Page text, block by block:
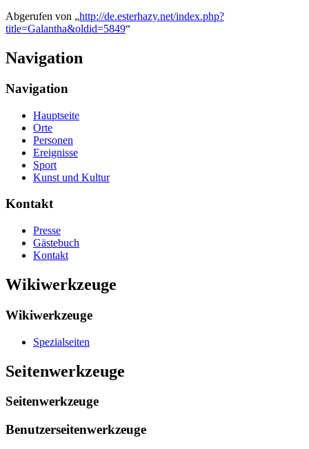
Abgerufen von „http://de.esterhazy.net/index.php?
title=Galantha&oldid=5849“
Navigation
Navigation
Hauptseite
Orte
Personen
Ereignisse
Sport
Kunst und Kultur
Kontakt
Presse
Gästebuch
Kontakt
Wikiwerkzeuge
Wikiwerkzeuge
Spezialseiten
Seitenwerkzeuge
Seitenwerkzeuge
Benutzerseitenwerkzeuge